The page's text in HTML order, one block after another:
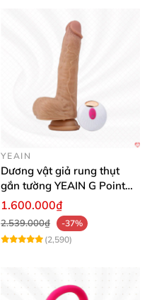
YEAIN
Dương vật giả rung thụt
gắn tường YEAIN G Point
siêu thực điều khiển từ xa
1.600.000₫
2.539.000₫
-37%
(2,590)